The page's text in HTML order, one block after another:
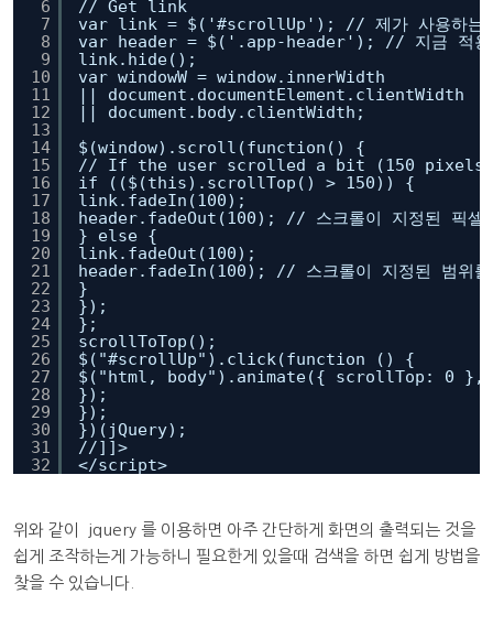
6
7
8
9
10
11
12
13
14
15
16
17
18
19
20
21
22
23
24
25
26
27
28
29
30
31
32
// Get link
var link = $('#scrollUp'); // 제가 사용하는
var header = $('.app-header'); // 지금 적용하
link.hide();
var windowW = window.innerWidth
|| document.documentElement.clientWidth
|| document.body.clientWidth;
$(window).scroll(function() {
// If the user scrolled a bit (150
if (($(this).scrollTop() > 150)) {
link.fadeIn(100);
header.fadeOut(100); // 스크롤이 지정된 픽셀
} else {
link.fadeOut(100);
header.fadeIn(100); // 스크롤이 지정된 범위를
}
});
};
scrollToTop();
$("#scrollUp").click(function () {
$("html, body").animate({ scrollTop: 0
});
});
})(jQuery);
//]]>
</script>
위와 같이 jquery 를 이용하면 아주 간단하게 화면의 출력되는 것을
쉽게 조작하는게 가능하니 필요한게 있을때 검색을 하면 쉽게 방법을
찾을 수 있습니다.